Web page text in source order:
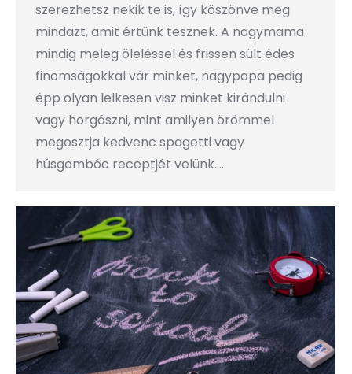
szerezhetsz nekik te is, így köszönve meg
mindazt, amit értünk tesznek. A nagymama
mindig meleg öleléssel és frissen sült édes
finomságokkal vár minket, nagypapa pedig
épp olyan lelkesen visz minket kirándulni
vagy horgászni, mint amilyen örömmel
megosztja kedvenc spagetti vagy
húsgombóc receptjét velünk.…